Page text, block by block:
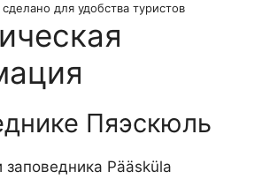
для удобства туристов
Пяэскюль
заповедника Pääsküla